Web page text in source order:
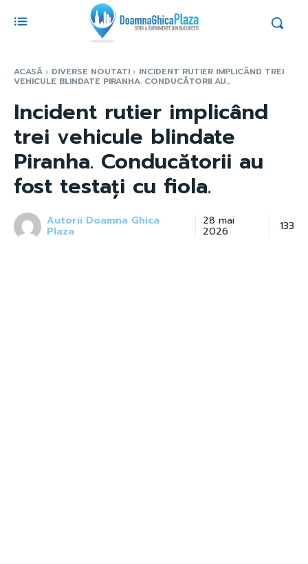
ACASĂ DIVERSE NOUTATI INCIDENT RUTIER IMPLICÂND TREI
VEHICULE BLINDATE PIRANHA. CONDUCĂTORII AU...
Incident rutier implicând
trei vehicule blindate
Piranha. Conducătorii au
fost testați cu fiola.
Autorii Doamna Ghica
Plaza
28 mai
2026 133